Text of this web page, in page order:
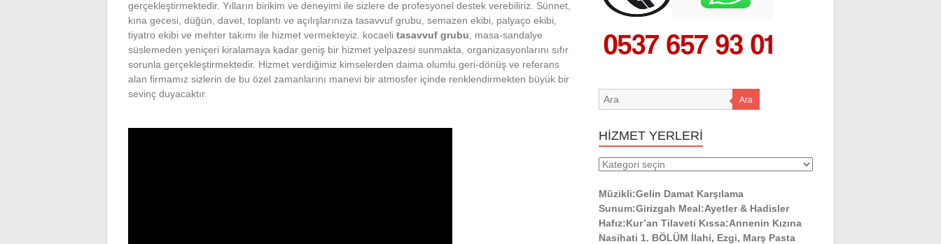
gerçekleştirmektedir. Yılların birikim ve deneyimi ile sizlere de profesyonel destek verebiliriz. Sünnet,
kına gecesi, düğün, davet, toplantı ve açılışlarınıza tasavvuf grubu, semazen ekibi, palyaço ekibi,
tiyatro ekibi ve mehter takımı ile hizmet vermekteyiz. kocaeli tasavvuf grubu , masa-sandalye
süslemeden yeniçeri kiralamaya kadar geniş bir hizmet yelpazesi sunmakta, organizasyonlarını sıfır
sorunla gerçekleştirmektedir. Hizmet verdiğimiz kimselerden daima olumlu geri-dönüş ve referans
alan firmamız sizlerin de bu özel zamanlarını manevi bir atmosfer içinde renklendirmekten büyük bir
sevinç duyacaktır.
Ara
HİZMET YERLERİ
HİZMET
Müzikli:Gelin Damat Karşılama
Sunum:Girizgah Meal:Ayetler & Hadisler
Hafız:Kur’an Tilaveti Kıssa:Annenin Kızına
Nasihati 1. BÖLÜM İlahi, Ezgi, Marş Pasta